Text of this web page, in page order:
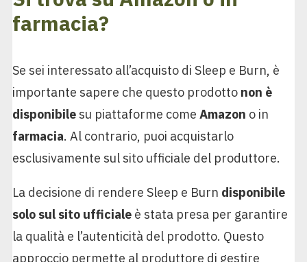
farmacia?
Se sei interessato all’acquisto di Sleep e Burn, è
importante sapere che questo prodotto non è
disponibilesu piattaforme come Amazon o in
farmacia. Al contrario, puoi acquistarlo
esclusivamente sul sito ufficiale del produttore.
La decisione di rendere Sleep e Burn disponibile
solo sul sito ufficialeè stata presa per garantire
la qualità e l’autenticità del prodotto. Questo
approccio permette al produttore di gestire